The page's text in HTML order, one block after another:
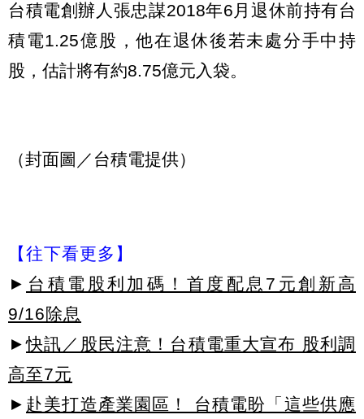
台積電創辦人張忠謀2018年6月退休前持有台
積電1.25億股，他在退休後若未處分手中持
股，估計將有約8.75億元入袋。
（封面圖／台積電提供）
【往下看更多】
► 台積電股利加碼！首度配息7元創新高
9/16除息
►快訊／股民注意！台積電重大宣布 股利調
高至7元
► 赴美打造產業園區！ 台積電盼「這些供應